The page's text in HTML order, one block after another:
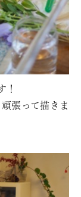
！
張って描きま